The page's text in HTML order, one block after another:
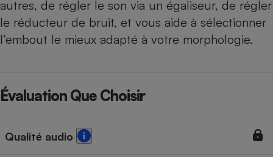
autres, de régler le son via un égaliseur, de régler
le réducteur de bruit, et vous aide à sélectionner
l’embout le mieux adapté à votre morphologie.
Évaluation Que Choisir
Qualité audio